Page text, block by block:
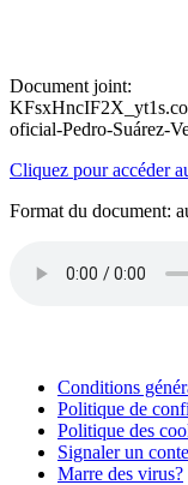
Document joint:
oficial-Pedro-Suárez-
Cliquez pour accéder
Format du document:
Conditions
Politique de
Politique des
Signaler un
Marre des virus?